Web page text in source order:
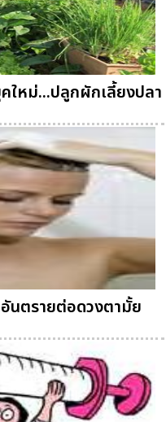
ใหม่...ปลูกผักเลี้ยงปลา
นตรายต่อดวงตามั้ย